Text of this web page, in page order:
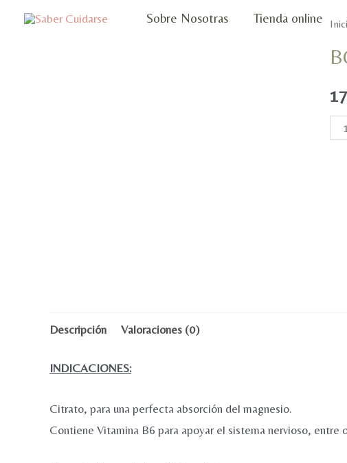
Sobre Nosotras Tienda online
Descripción Valoraciones (0)
INDICACIONES:
Citrato, para una perfecta absorción del magnesio.
Contiene Vitamina B6 para apoyar el sistema nervioso, entre